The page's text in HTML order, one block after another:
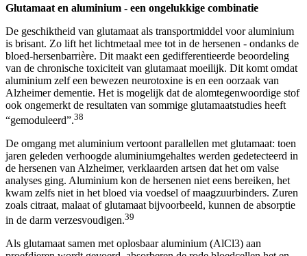
Glutamaat en aluminium - een ongelukkige combinatie
De geschiktheid van glutamaat als transportmiddel voor aluminium
is brisant. Zo lift het lichtmetaal mee tot in de hersenen - ondanks de
bloed-hersenbarrière. Dit maakt een gedifferentieerde beoordeling
van de chronische toxiciteit van glutamaat moeilijk. Dit komt omdat
aluminium zelf een bewezen neurotoxine is en een oorzaak van
Alzheimer dementie. Het is mogelijk dat de alomtegenwoordige stof
ook ongemerkt de resultaten van sommige glutamaatstudies heeft
“gemoduleerd”.38
De omgang met aluminium vertoont parallellen met glutamaat: toen
jaren geleden verhoogde aluminiumgehaltes werden gedetecteerd in
de hersenen van Alzheimer, verklaarden artsen dat het om valse
analyses ging. Aluminium kon de hersenen niet eens bereiken, het
kwam zelfs niet in het bloed via voedsel of maagzuurbinders. Zuren
zoals citraat, malaat of glutamaat bijvoorbeeld, kunnen de absorptie
in de darm verzesvoudigen.39
Als glutamaat samen met oplosbaar aluminium (AlCl3) aan